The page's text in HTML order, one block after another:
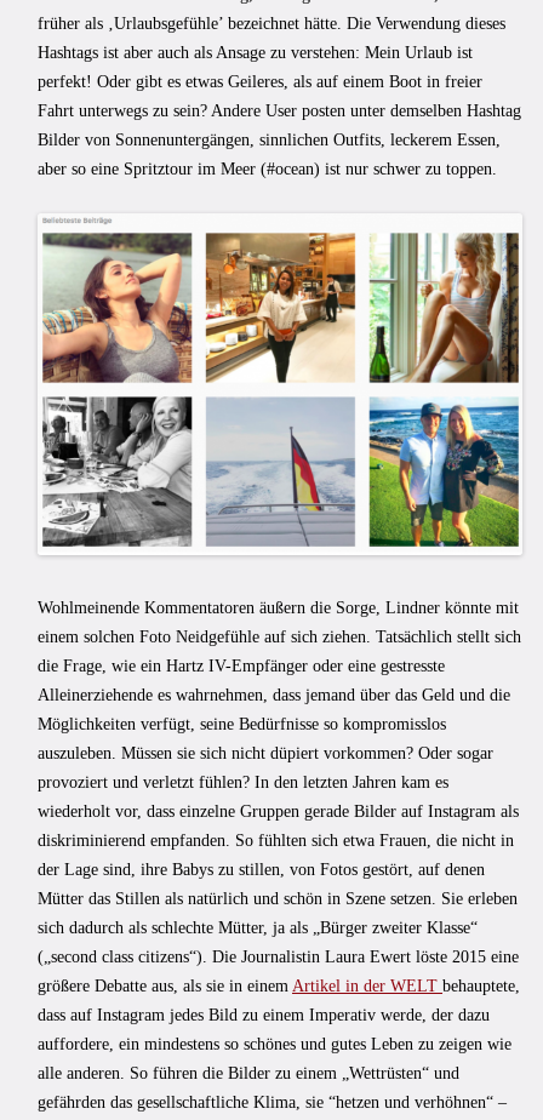
früher als ‚Urlaubsgefühle’ bezeichnet hätte. Die Verwendung dieses
Hashtags ist aber auch als Ansage zu verstehen: Mein Urlaub ist
perfekt! Oder gibt es etwas Geileres, als auf einem Boot in freier
Fahrt unterwegs zu sein? Andere User posten unter demselben Hashtag
Bilder von Sonnenuntergängen, sinnlichen Outfits, leckerem Essen,
aber so eine Spritztour im Meer (#ocean) ist nur schwer zu toppen.
Wohlmeinende Kommentatoren äußern die Sorge, Lindner könnte mit
einem solchen Foto Neidgefühle auf sich ziehen. Tatsächlich stellt sich
die Frage, wie ein Hartz IV-Empfänger oder eine gestresste
Alleinerziehende es wahrnehmen, dass jemand über das Geld und die
Möglichkeiten verfügt, seine Bedürfnisse so kompromisslos
auszuleben. Müssen sie sich nicht düpiert vorkommen? Oder sogar
provoziert und verletzt fühlen? In den letzten Jahren kam es
wiederholt vor, dass einzelne Gruppen gerade Bilder auf Instagram als
diskriminierend empfanden. So fühlten sich etwa Frauen, die nicht in
der Lage sind, ihre Babys zu stillen, von Fotos gestört, auf denen
Mütter das Stillen als natürlich und schön in Szene setzen. Sie erleben
sich dadurch als schlechte Mütter, ja als „Bürger zweiter Klasse“
(„second class citizens“). Die Journalistin Laura Ewert löste 2015 eine
größere Debatte aus, als sie in einem Artikel in der WELT behauptete,
dass auf Instagram jedes Bild zu einem Imperativ werde, der dazu
auffordere, ein mindestens so schönes und gutes Leben zu zeigen wie
alle anderen. So führen die Bilder zu einem „Wettrüsten“ und
gefährden das gesellschaftliche Klima, sie “hetzen und verhöhnen“ –